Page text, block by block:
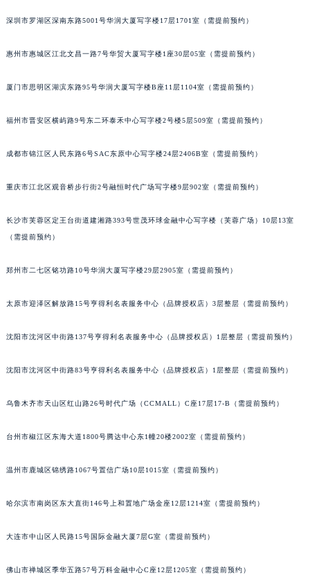
深圳市罗湖区深南东路5001号华润大厦写字楼17层1701室（需提前预约）
惠州市惠城区江北文昌一路7号华贸大厦写字楼1座30层05室（需提前预约）
厦门市思明区湖滨东路95号华润大厦写字楼B座11层1104室（需提前预约）
福州市晋安区横屿路9号东二环泰禾中心写字楼2号楼5层509室（需提前预约）
成都市锦江区人民东路6号SAC东原中心写字楼24层2406B室（需提前预约）
重庆市江北区观音桥步行街2号融恒时代广场写字楼9层902室（需提前预约）
长沙市芙蓉区定王台街道建湘路393号世茂环球金融中心写字楼（芙蓉广场）10层13室
（需提前预约）
郑州市二七区铭功路10号华润大厦写字楼29层2905室（需提前预约）
太原市迎泽区解放路15号亨得利名表服务中心（品牌授权店）3层整层（需提前预约）
沈阳市沈河区中街路137号亨得利名表服务中心（品牌授权店）1层整层（需提前预约）
沈阳市沈河区中街路83号亨得利名表服务中心（品牌授权店）1层整层（需提前预约）
乌鲁木齐市天山区红山路26号时代广场（CCMALL）C座17层17-B（需提前预约）
台州市椒江区东海大道1800号腾达中心东1幢20楼2002室（需提前预约）
温州市鹿城区锦绣路1067号置信广场10层1015室（需提前预约）
哈尔滨市南岗区东大直街146号上和置地广场金座12层1214室（需提前预约）
大连市中山区人民路15号国际金融大厦7层G室（需提前预约）
佛山市禅城区季华五路57号万科金融中心C座12层1205室（需提前预约）